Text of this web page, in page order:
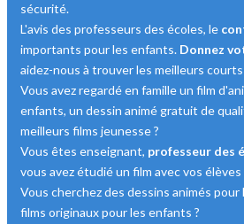
sécurité.
L'avis des professeurs des écoles, le
importants pour les enfants. Donnez
aidez-nous à trouver les meilleurs
Vous avez regardé en famille un film
enfants, un dessin animé gratuit de
meilleurs films jeunesse ?
Vous êtes enseignant, professeur des
vous avez étudié un film avec vos élèves
Vous cherchez des dessins animés
films originaux pour les enfants ?